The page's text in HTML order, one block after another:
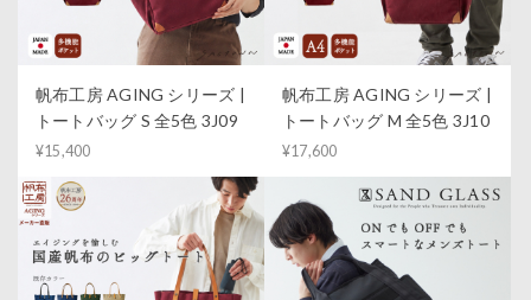
帆布工房 AGING シリーズ |
トートバッグ S 全5色 3J09
¥15,400
帆布工房 AGING シリーズ |
トートバッグ M 全5色 3J10
¥17,600